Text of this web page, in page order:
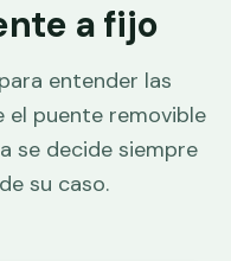
a fijo
entender las
el puente removible
se decide siempre
su caso.